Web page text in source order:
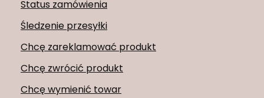
Status zamówienia
Śledzenie przesyłki
Chcę zareklamować produkt
Chcę zwrócić produkt
Chcę wymienić towar